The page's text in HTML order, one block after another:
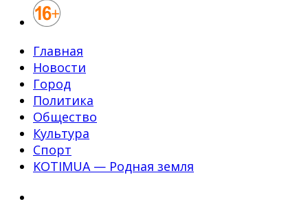
Главная
Новости
Город
Политика
Общество
Культура
Спорт
KOTIMUA — Родная земля